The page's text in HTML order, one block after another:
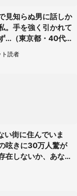
見知らぬ男に話しか
。手を強く引かれて
...（東京都・40代女
読者
い街に住んでいま
呟きに30万人驚が
在しないか、あなた